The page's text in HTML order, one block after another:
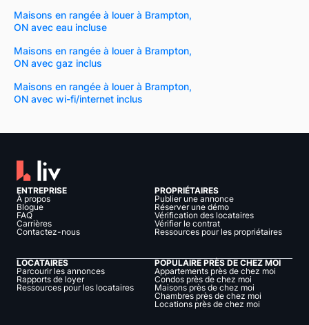
Maisons en rangée à louer à Brampton,
ON avec eau incluse
Maisons en rangée à louer à Brampton,
ON avec gaz inclus
Maisons en rangée à louer à Brampton,
ON avec wi-fi/internet inclus
ENTREPRISE
À propos
Blogue
FAQ
Carrières
Contactez-nous
PROPRIÉTAIRES
Publier une annonce
Réserver une démo
Vérification des locataires
Vérifier le contrat
Ressources pour les propriétaires
LOCATAIRES
Parcourir les annonces
Rapports de loyer
Ressources pour les locataires
POPULAIRE PRÈS DE CHEZ MOI
Appartements près de chez moi
Condos près de chez moi
Maisons près de chez moi
Chambres près de chez moi
Locations près de chez moi